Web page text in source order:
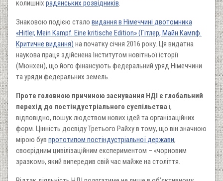
колишніх радянських розвідників.
Знаковою подією стало видання в Німеччині двотомника
«Hitler, Mein Kampf. Eine kritische Edition» (Гітлер, Майн Кампф.
Критичне видання) на початку січня 2016 року. Ця видатна
наукова праця здійснена Інститутом новітньої історії
(Мюнхен), що його фінансують федеральний уряд Німеччини
та уряди федеральних земель.
Проте головною причиною заснування НДІ є глобальний
перехід до постіндустріального суспільстваі,
відповідно, пошук людством нових ідей та організаційних
форм. Цінність досвіду Третього Райху в тому, що він значною
мірою був прототипом постіндустріальної держави,
своєрідним цивілізаційним експериментом – «чорновим
зразком», який випередив свій час майже на століття.